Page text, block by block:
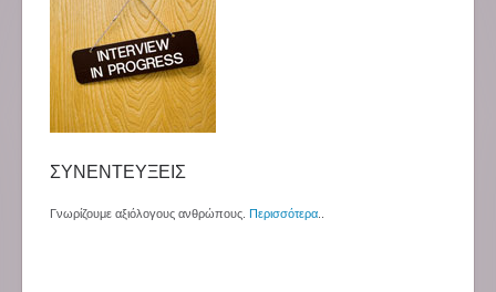
ΣΥΝΕΝΤΕΥΞΕΙΣ
Γνωρίζουμε αξιόλογους ανθρώπους. Περισσότερα